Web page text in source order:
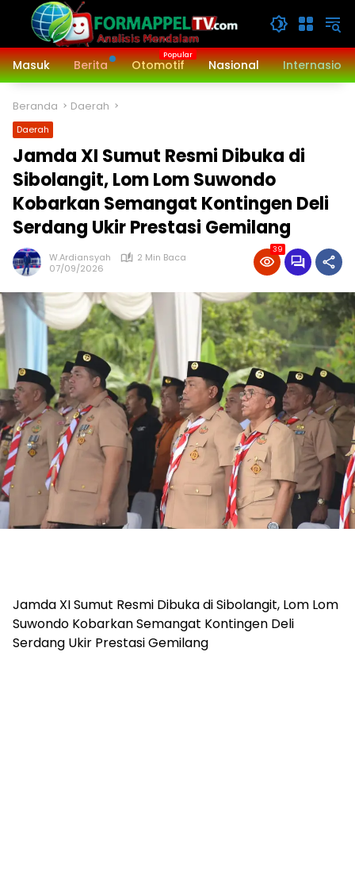
Langsung
konten
Masuk
Berita Otomotif Nasional
Beranda Daerah
Daerah
‎Jamda XI Sumut Resmi Dibuka di
Sibolangit, Lom Lom Suwondo
Kobarkan Semangat Kontingen Deli
Serdang Ukir Prestasi Gemilang
W.Ardiansyah
2 Min Baca
07/09/2026
39
Jamda XI Sumut Resmi Dibuka di Sibolangit, Lom Lom
Suwondo Kobarkan Semangat Kontingen Deli
Serdang Ukir Prestasi Gemilang